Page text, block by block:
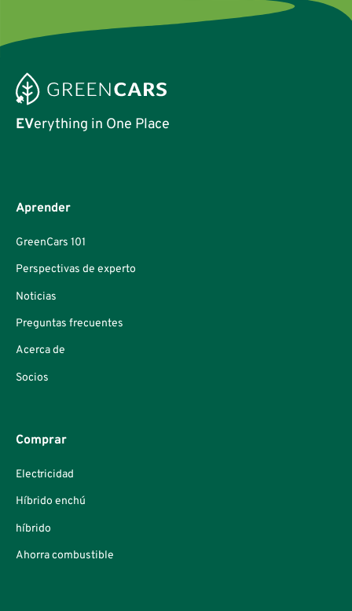
EVerything in One Place
Aprender
GreenCars 101
Perspectivas de experto
Noticias
Preguntas frecuentes
Acerca de
Socios
Comprar
Electricidad
Híbrido enchú
híbrido
Ahorra combustible